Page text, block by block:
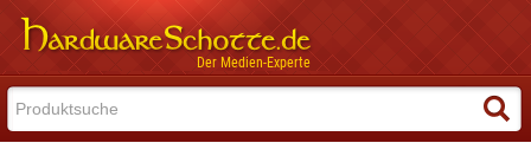
Der Medien-Experte